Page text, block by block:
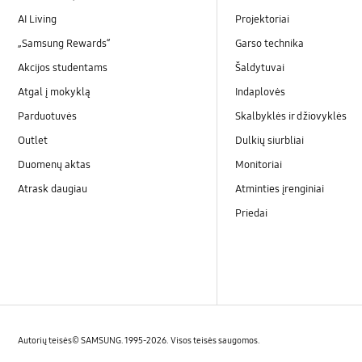
AI Living
„Samsung Rewards“
Akcijos studentams
Atgal į mokyklą
Parduotuvės
Outlet
Duomenų aktas
Atrask daugiau
Projektoriai
Garso technika
Šaldytuvai
Indaplovės
Skalbyklės ir džiovyklės
Dulkių siurbliai
Monitoriai
Atminties įrenginiai
Priedai
Autorių teisės© SAMSUNG. 1995-2026. Visos teisės saugomos.